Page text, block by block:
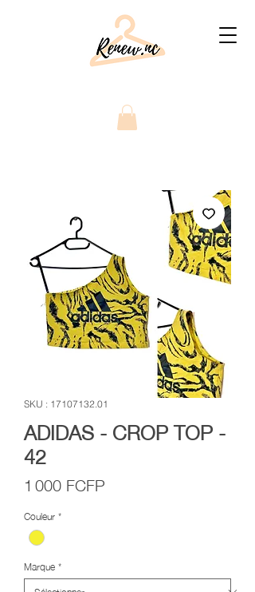
SKU : 17107132.01
ADIDAS - CROP TOP -
42
1 000 FCFP
Couleur*
Marque*